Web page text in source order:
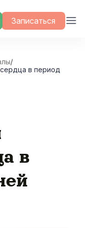
Записаться
/
сердца в период
в